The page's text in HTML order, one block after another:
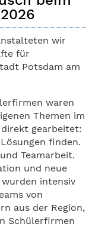
wir
für
Potsdam am
waren
Themen im
gearbeitet:
finden.
Teamarbeit.
und neue
intensiv
von
aus der Region,
Schülerfirmen